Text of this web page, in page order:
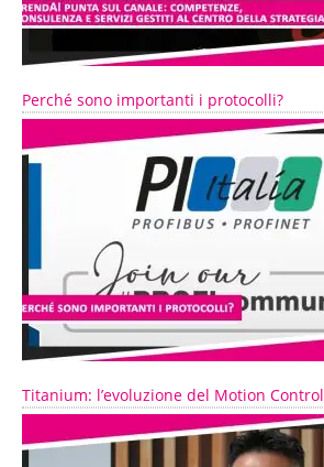
Perché sono importanti i protocolli?
Titanium: l’evoluzione del Motion Control